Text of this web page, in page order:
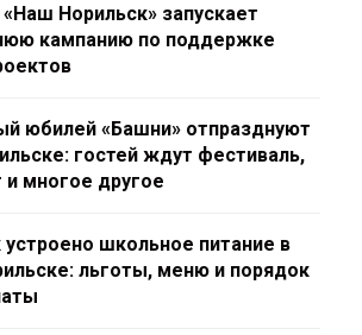
Норильск» запускает
кампанию по поддержке
юбилей «Башни» отпразднуют
гостей ждут фестиваль,
и многое другое
устроено школьное питание в
льготы, меню и порядок